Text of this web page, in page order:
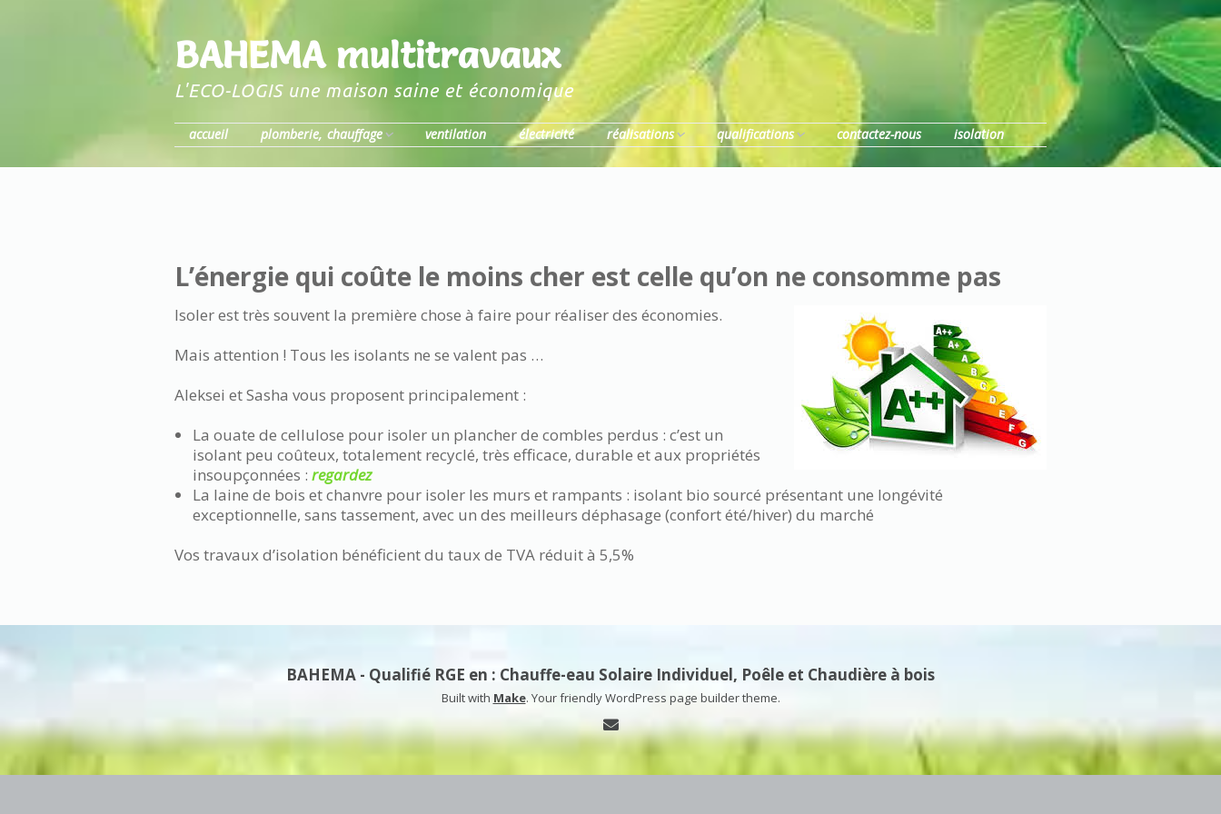
BAHEMA multitravaux
L'ECO-LOGIS une maison saine et économique
accueil plomberie, chauffage
chauffage bois
plomberie
ventilation électricité réalisations
électricité
qualifications
certificats
contactez-nous isolation
L’énergie qui coûte le moins cher est celle qu’on ne consomme pas
Isoler est très souvent la première chose à faire pour réaliser des économies.
Mais attention ! Tous les isolants ne se valent pas …
Aleksei et Sasha vous proposent principalement :
La ouate de cellulose pour isoler un plancher de combles perdus : c’est un
isolant peu coûteux, totalement recyclé, très efficace, durable et aux propriétés
insoupçonnées : regardez
La laine de bois et chanvre pour isoler les murs et rampants : isolant bio sourcé présentant une longévité
exceptionnelle, sans tassement, avec un des meilleurs déphasage (confort été/hiver) du marché
Vos travaux d’isolation bénéficient du taux de TVA réduit à 5,5%
BAHEMA - Qualifié RGE en : Chauffe-eau Solaire Individuel, Poêle et Chaudière à bois
Built with Make. Your friendly WordPress page builder theme.